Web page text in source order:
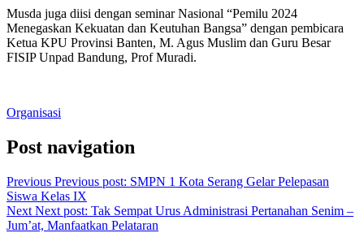
Musda juga diisi dengan seminar Nasional “Pemilu 2024
Menegaskan Kekuatan dan Keutuhan Bangsa” dengan pembicara
Ketua KPU Provinsi Banten, M. Agus Muslim dan Guru Besar
FISIP Unpad Bandung, Prof Muradi.
Organisasi
Post navigation
Previous Previous post: SMPN 1 Kota Serang Gelar Pelepasan
Siswa Kelas IX
Next Next post: Tak Sempat Urus Administrasi Pertanahan Senim –
Jum’at, Manfaatkan Pelataran